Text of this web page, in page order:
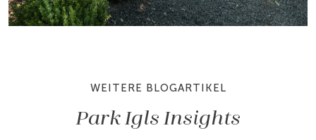
WEITERE BLOGARTIKEL
Park Igls Insights